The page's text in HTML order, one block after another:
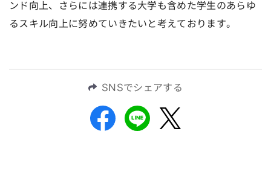
ンド向上、さらには連携する大学も含めた学生のあらゆ
るスキル向上に努めていきたいと考えております。
SNSでシェアする